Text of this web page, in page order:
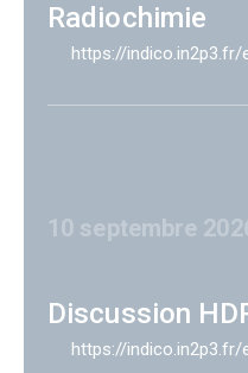
Radiochimie
https://
10 septembre
Discussion
https://